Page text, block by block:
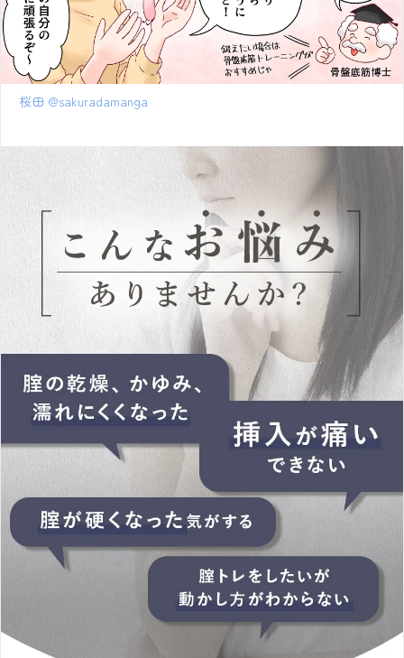
桜田 @sakuradamanga